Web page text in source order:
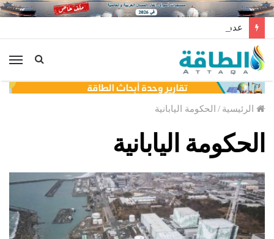
عدد حفارات النفط في الولايات المتحدة يرتفع 3 في أسبوع
الرئيسية / الحكومة اليابانية
الحكومة اليابانية